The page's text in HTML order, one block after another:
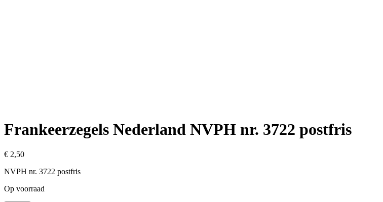
Frankeerzegels Nederland NVPH nr. 3722 postfris
€ 2,50
NVPH nr. 3722 postfris
Op voorraad